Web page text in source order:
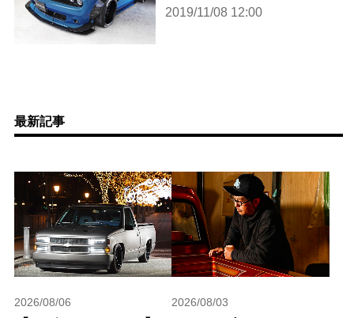
2019/11/08 12:00
最新記事
2026/08/06 2026/08/03